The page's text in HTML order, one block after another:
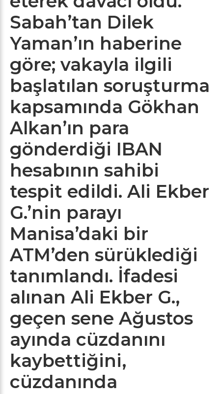
Sabah’tan Dilek
Yaman’ın haberine
göre; vakayla ilgili
başlatılan soruşturma
kapsamında Gökhan
Alkan’ın para
gönderdiği IBAN
hesabının sahibi
tespit edildi. Ali Ekber
G.’nin parayı
Manisa’daki bir
ATM’den sürüklediği
tanımlandı. İfadesi
alınan Ali Ekber G.,
geçen sene Ağustos
ayında cüzdanını
kaybettiğini,
cüzdanında